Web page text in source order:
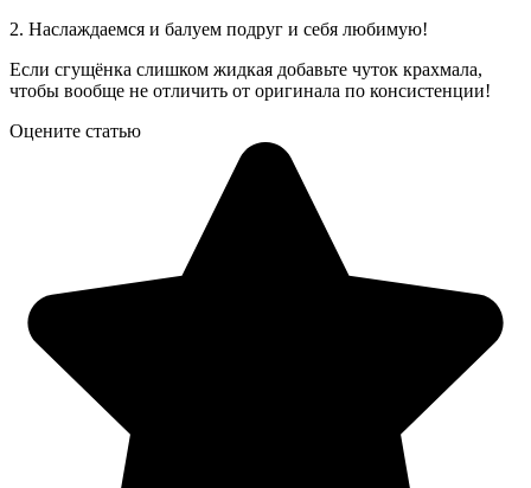
2. Наслаждаемся и балуем подруг и себя любимую!
Если сгущёнка слишком жидкая добавьте чуток крахмала,
чтобы вообще не отличить от оригинала по консистенции!
Оцените статью